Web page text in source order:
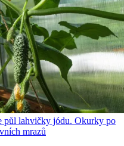
půl lahvičky jódu. Okurky po
mrazů